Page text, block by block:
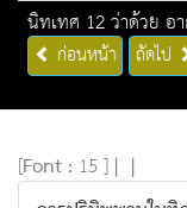
นิทเทศ 12 ว่าด้วย อ
ก่อนหน้า ถัดไป
[Font : 15 ] | |